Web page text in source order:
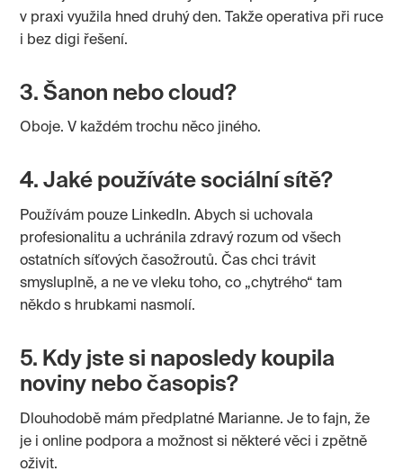
v praxi využila hned druhý den. Takže operativa při ruce
i bez digi řešení.
3. Šanon nebo cloud?
Oboje. V každém trochu něco jiného.
4. Jaké používáte sociální sítě?
Používám pouze LinkedIn. Abych si uchovala
profesionalitu a uchránila zdravý rozum od všech
ostatních síťových časožroutů. Čas chci trávit
smysluplně, a ne ve vleku toho, co „chytrého“ tam
někdo s hrubkami nasmolí.
5. Kdy jste si naposledy koupila
noviny nebo časopis?
Dlouhodobě mám předplatné Marianne. Je to fajn, že
je i online podpora a možnost si některé věci i zpětně
oživit.